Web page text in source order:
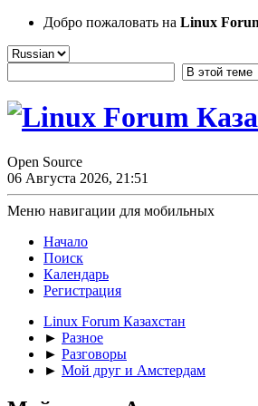
Добро пожаловать на Linux
Open Source
06 Августа 2026, 21:51
Меню навигации для мобильных
Начало
Поиск
Календарь
Регистрация
Linux Forum Казахстан
► Разное
► Разговоры
► Мой друг и Амстердам